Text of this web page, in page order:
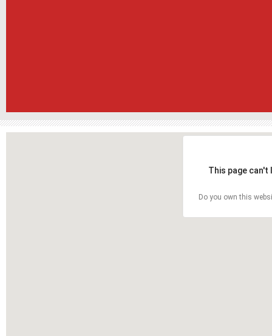
This page
Do you own this